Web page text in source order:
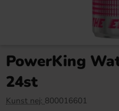
PowerKing
24st
Kunst nej: 800016601